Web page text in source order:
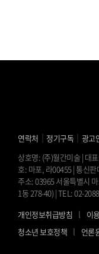
연락처 정기구독 광고
상호명: (주)월간미술 | 대
호: 마포, 라00455 | 통신
주소: 03965 서울특별시
1동 278-40) | TEL: 02-
개인정보취급방침 l 이
청소년 보호정책 l 언론